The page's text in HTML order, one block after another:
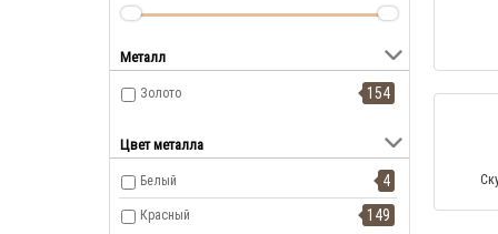
Металл
Золото 154
Цвет металла
Белый 4
Красный 149